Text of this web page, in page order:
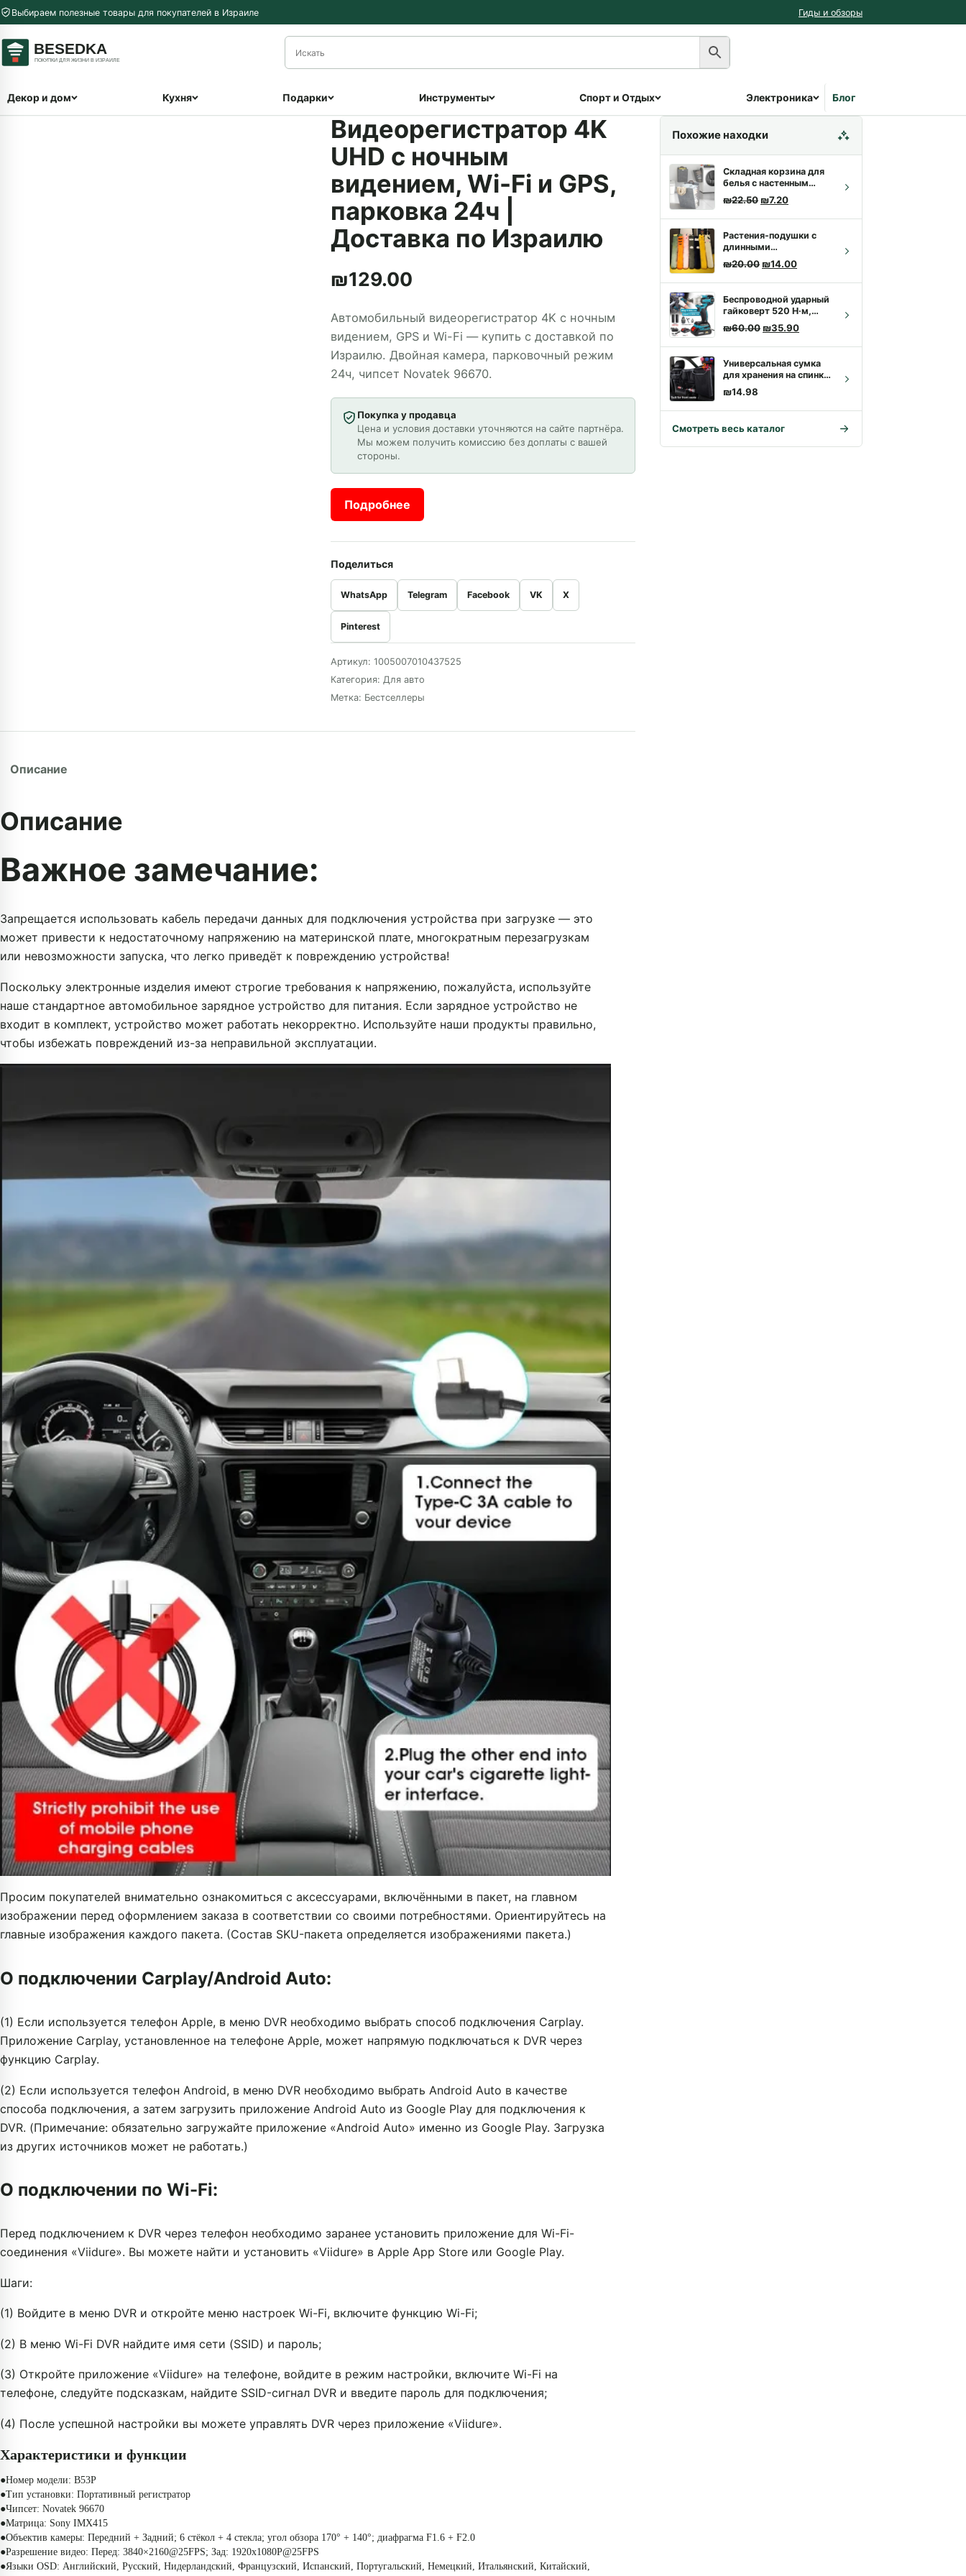
Перейти к содержимому
Выбираем полезные товары для покупателей в Израиле Гиды и обзоры
Декор и дом Кухня Подарки Инструменты Спорт и Отдых Электроника Блог
Видеорегистратор 4K
UHD с ночным
видением, Wi-Fi и GPS,
парковка 24ч |
Доставка по Израилю
₪129.00
Автомобильный видеорегистратор 4K с ночным
видением, GPS и Wi-Fi — купить с доставкой по
Израилю. Двойная камера, парковочный режим
24ч, чипсет Novatek 96670.
Покупка у продавца
Цена и условия доставки уточняются на сайте партнёра.
Мы можем получить комиссию без доплаты с вашей
стороны.
Подробнее
Поделиться
WhatsApp Telegram Facebook VK X
Pinterest
Артикул: 1005007010437525
Категория: Для авто
Метка: Бестселлеры
Описание
Описание
Важное замечание:
Запрещается использовать кабель передачи данных для подключения устройства при загрузке — это
может привести к недостаточному напряжению на материнской плате, многократным перезагрузкам
или невозможности запуска, что легко приведёт к повреждению устройства!
Поскольку электронные изделия имеют строгие требования к напряжению, пожалуйста, используйте
наше стандартное автомобильное зарядное устройство для питания. Если зарядное устройство не
входит в комплект, устройство может работать некорректно. Используйте наши продукты правильно,
чтобы избежать повреждений из-за неправильной эксплуатации.
Просим покупателей внимательно ознакомиться с аксессуарами, включёнными в пакет, на главном
изображении перед оформлением заказа в соответствии со своими потребностями. Ориентируйтесь на
главные изображения каждого пакета. (Состав SKU-пакета определяется изображениями пакета.)
О подключении Carplay/Android Auto:
(1) Если используется телефон Apple, в меню DVR необходимо выбрать способ подключения Carplay.
Приложение Carplay, установленное на телефоне Apple, может напрямую подключаться к DVR через
функцию Carplay.
(2) Если используется телефон Android, в меню DVR необходимо выбрать Android Auto в качестве
способа подключения, а затем загрузить приложение Android Auto из Google Play для подключения к
DVR. (Примечание: обязательно загружайте приложение «Android Auto» именно из Google Play. Загрузка
из других источников может не работать.)
О подключении по Wi-Fi:
Перед подключением к DVR через телефон необходимо заранее установить приложение для Wi-Fi-
соединения «Viidure». Вы можете найти и установить «Viidure» в Apple App Store или Google Play.
Шаги:
(1) Войдите в меню DVR и откройте меню настроек Wi-Fi, включите функцию Wi-Fi;
(2) В меню Wi-Fi DVR найдите имя сети (SSID) и пароль;
(3) Откройте приложение «Viidure» на телефоне, войдите в режим настройки, включите Wi-Fi на
телефоне, следуйте подсказкам, найдите SSID-сигнал DVR и введите пароль для подключения;
(4) После успешной настройки вы можете управлять DVR через приложение «Viidure».
Характеристики и функции
●Номер модели: B53P
●Тип установки: Портативный регистратор
●Чипсет: Novatek 96670
●Матрица: Sony IMX415
●Объектив камеры: Передний + Задний; 6 стёкол + 4 стекла; угол обзора 170° + 140°; диафрагма F1.6 + F2.0
●Разрешение видео: Перед: 3840×2160@25FPS; Зад: 1920x1080P@25FPS
●Языки OSD: Английский, Русский, Нидерландский, Французский, Испанский, Португальский, Немецкий, Итальянский, Китайский,
Похожие находки
Складная корзина для
белья с настенным
креплением | Купить с
доставкой
₪22.50 Первоначальная цена составляла ₪22.50.
₪7.20Текущая цена: ₪7.20.
Растения-подушки с
длинными
подушечками –
Животные-подушки с
длинными
подушечками
₪20.00 Первоначальная цена составляла
₪14.00Текущая цена: ₪14.00.
Беспроводной ударный
гайковерт 520 Н·м,
бесщёточный | Купить с
доставкой
₪60.00 Первоначальная цена составляла
₪35.90Текущая цена: ₪35.90.
Универсальная сумка
для хранения на спинке
автомобильного
кресла, сетчатый
мешок, для хранения,
для питья,
инструментов,
₪14.98
Смотреть весь каталог